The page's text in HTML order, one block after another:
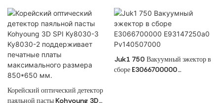
Корейский оптический детектор
паяльной пасты Kohyoung 3D
Juk1 750 Вакуумный эжектор в
сборе E3066700000